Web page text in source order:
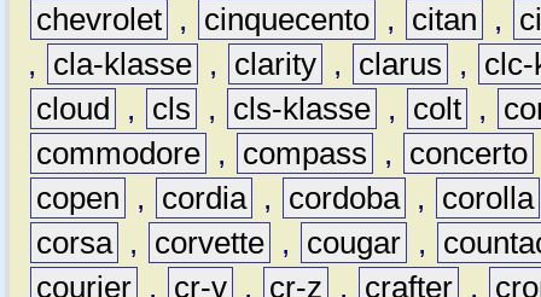
chevrolet , cinquecento , citan ,
,
cla-klasse , clarity , clarus ,
clc-
cloud
, cls , cls-klasse , colt ,
commodore , compass , concerto
copen
, cordia , cordoba ,
corolla
corsa , corvette , cougar ,
courier , cr-v , cr-z , crafter ,